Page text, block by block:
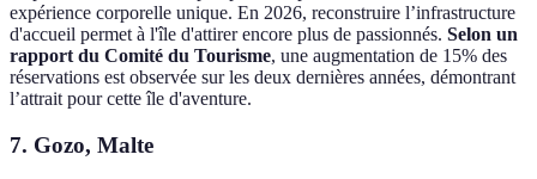
expérience corporelle unique. En 2026, reconstruire l’infrastructure
d'accueil permet à l'île d'attirer encore plus de passionnés. Selon un
rapport du Comité du Tourisme, une augmentation de 15% des
réservations est observée sur les deux dernières années, démontrant
l’attrait pour cette île d'aventure.
7. Gozo, Malte